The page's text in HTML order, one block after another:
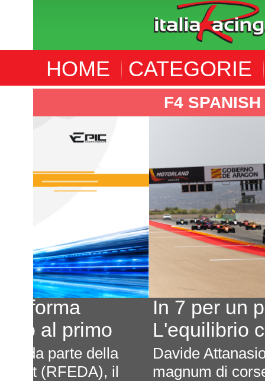
HOME CATEGORIE
In 7 per un posto al sole
L'equilibrio che persiste
Davide Attanasio - FotocarÈ
magnum di corse, di